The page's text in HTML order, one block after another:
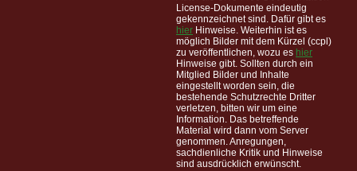
License-Dokumente eindeutig
gekennzeichnet sind. Dafür gibt es
hier Hinweise. Weiterhin ist es
möglich Bilder mit dem Kürzel (ccpl)
zu veröffentlichen, wozu es hier
Hinweise gibt. Sollten durch ein
Mitglied Bilder und Inhalte
eingestellt worden sein, die
bestehende Schutzrechte Dritter
verletzen, bitten wir um eine
Information. Das betreffende
Material wird dann vom Server
genommen. Anregungen,
sachdienliche Kritik und Hinweise
sind ausdrücklich erwünscht.